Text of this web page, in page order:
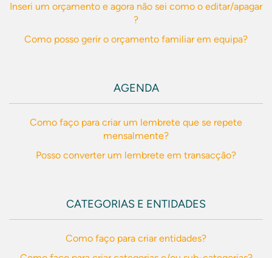
Inseri um orçamento e agora não sei como o editar/apagar
?
Como posso gerir o orçamento familiar em equipa?
AGENDA
Como faço para criar um lembrete que se repete
mensalmente?
Posso converter um lembrete em transacção?
CATEGORIAS E ENTIDADES
Como faço para criar entidades?